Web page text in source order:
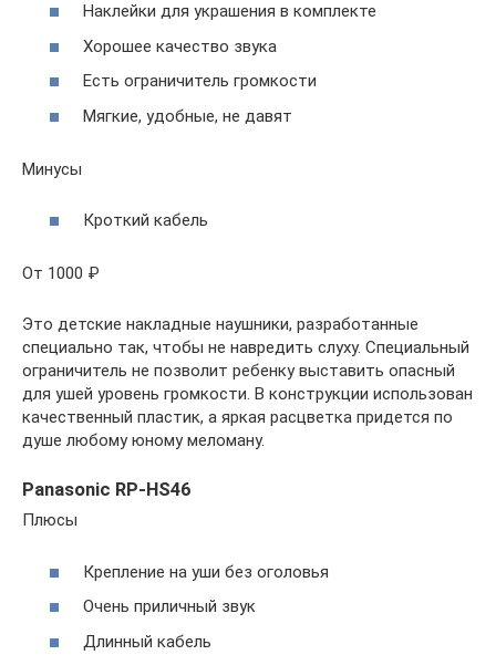
Наклейки для украшения в комплекте
Хорошее качество звука
Есть ограничитель громкости
Мягкие, удобные, не давят
Минусы
Кроткий кабель
От 1000 ₽
Это детские накладные наушники, разработанные
специально так, чтобы не навредить слуху. Специальный
ограничитель не позволит ребенку выставить опасный
для ушей уровень громкости. В конструкции использован
качественный пластик, а яркая расцветка придется по
душе любому юному меломану.
Panasonic RP-HS46
Плюсы
Крепление на уши без оголовья
Очень приличный звук
Длинный кабель